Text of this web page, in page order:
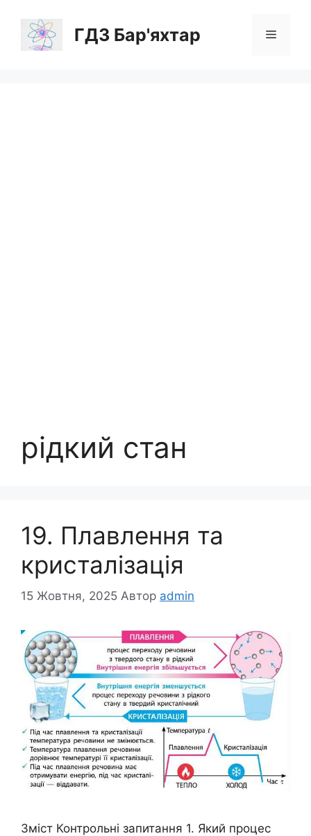
вмісту
ГДЗ Бар'яхтар Меню
рідкий стан
19. Плавлення та
кристалізація
15 Жовтня, 2025 Автор admin
Зміст Контрольні запитання 1. Який процес